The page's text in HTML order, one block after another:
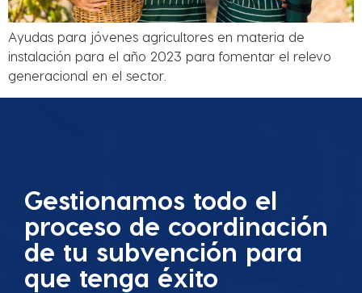
Ayudas para jóvenes agricultores en materia de
instalación para el año 2023 para fomentar el relevo
generacional en el sector.
Gestionamos todo el
proceso de coordinación
de tu subvención para
que tenga éxito